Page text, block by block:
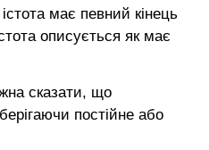
має певний кінець
описується як має
сказати, що
постійне або